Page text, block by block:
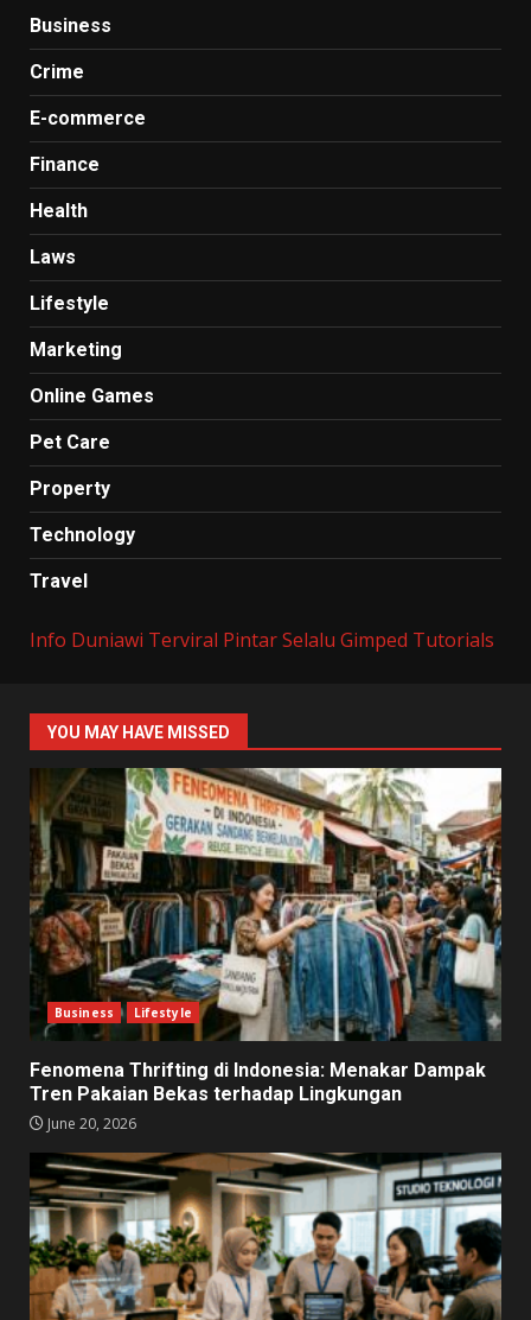
Business
Crime
E-commerce
Finance
Health
Laws
Lifestyle
Marketing
Online Games
Pet Care
Property
Technology
Travel
Info Duniawi Terviral Pintar Selalu Gimped Tutorials
YOU MAY HAVE MISSED
Business Lifestyle
Fenomena Thrifting di Indonesia: Menakar Dampak
Tren Pakaian Bekas terhadap Lingkungan
June 20, 2026